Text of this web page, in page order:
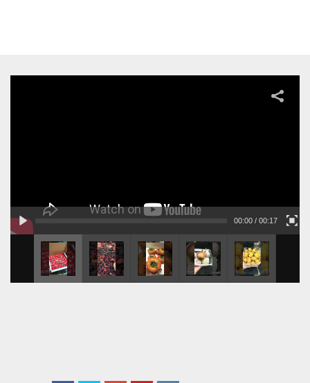
00:00 / 00:17